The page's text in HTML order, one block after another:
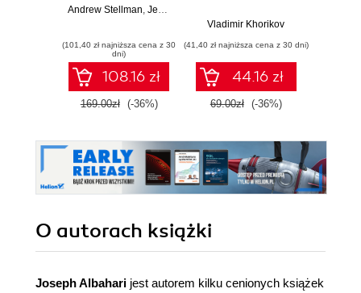
Andrew Stellman, Jennifer Greene
(101,40 zł najniższa cena z 30
dni)
108.16 zł
169.00zł (-36%)
Vladimir Khorikov
(41,40 zł najniższa cena z 30 dni)
44.16 zł
69.00zł (-36%)
O autorach książki
Joseph Albahari jest autorem kilku cenionych książek